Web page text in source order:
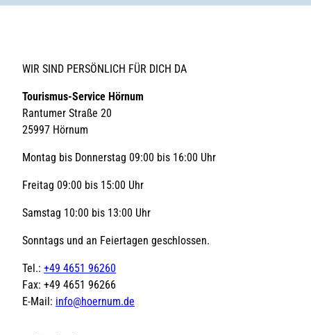
WIR SIND PERSÖNLICH FÜR DICH DA
Tourismus-Service Hörnum
Rantumer Straße 20
25997 Hörnum
Montag bis Donnerstag 09:00 bis 16:00 Uhr
Freitag 09:00 bis 15:00 Uhr
Samstag 10:00 bis 13:00 Uhr
Sonntags und an Feiertagen geschlossen.
Tel.: +49 4651 96260
Fax: +49 4651 96266
E-Mail: info@hoernum.de